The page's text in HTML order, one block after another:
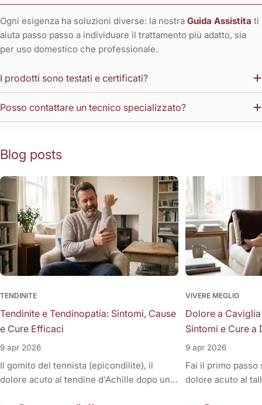
Ogni esigenza ha soluzioni diverse: la nostra Guida Assistita ti
aiuta passo passo a individuare il trattamento più adatto, sia
per uso domestico che professionale.
I prodotti sono testati e certificati?
Posso contattare un tecnico specializzato?
Blog posts
TENDINITE
Tendinite e Tendinopatia: Sintomi, Cause
e Cure Efficaci
9 apr 2026
Il gomito del tennista (epicondilite), il
dolore acuto al tendine d'Achille dopo una
VIVERE MEGLIO
Dolore a
Sintomi e Cure a
9 apr 2026
Fai il primo
dolore acuto al